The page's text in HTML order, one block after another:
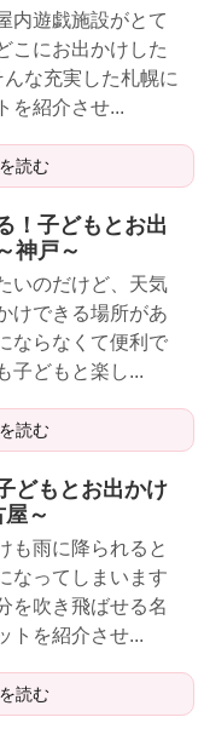
内遊戯施設がとて
こにお出かけした
な充実した札幌に
を紹介させ...
読む
！子どもとお出
神戸～
いのだけど、天気
けできる場所があ
ならなくて便利で
子どもと楽し...
読む
どもとお出かけ
～
も雨に降られると
なってしまいます
を吹き飛ばせる名
トを紹介させ...
読む